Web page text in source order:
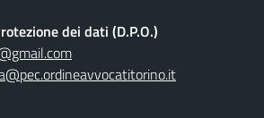
dei dati (D.P.O.)